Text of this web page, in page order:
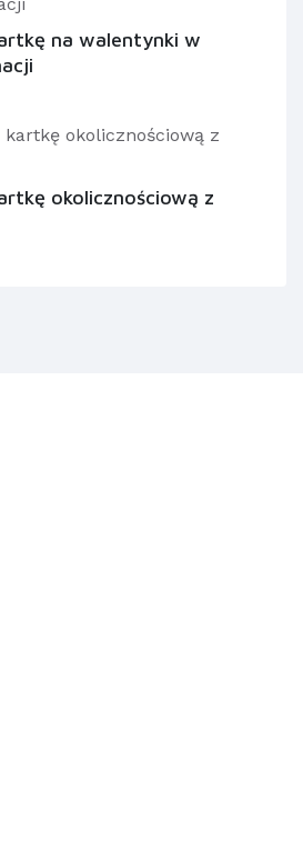
na walentynki w
okolicznościową z